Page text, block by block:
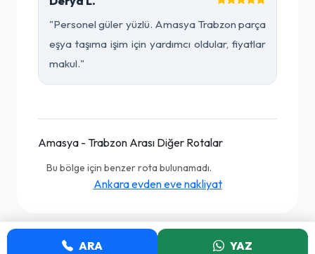
"Personel güler yüzlü. Amasya Trabzon parça
eşya taşıma işim için yardımcı oldular, fiyatlar
makul."
Amasya - Trabzon Arası Diğer Rotalar
Bu bölge için benzer rota bulunamadı.
Ankara evden eve nakliyat
ARA YAZ